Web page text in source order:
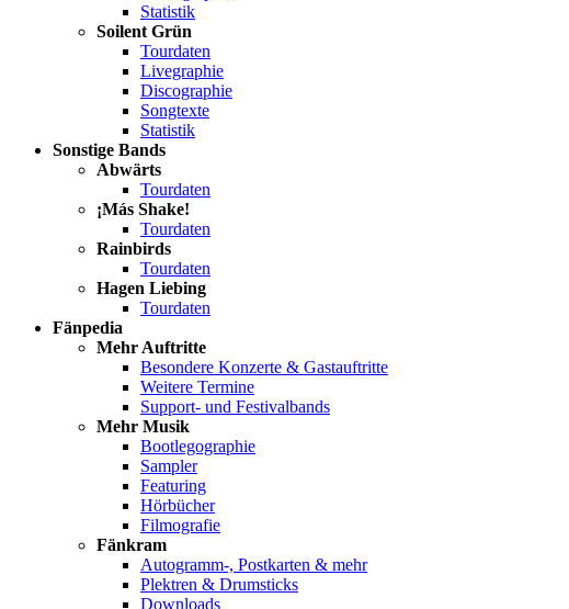
Statistik
Soilent Grün
Tourdaten
Livegraphie
Discographie
Songtexte
Statistik
Sonstige Bands
Abwärts
Tourdaten
¡Más Shake!
Tourdaten
Rainbirds
Tourdaten
Hagen Liebing
Tourdaten
Fänpedia
Mehr Auftritte
Besondere Konzerte & Gastauftritte
Weitere Termine
Support- und Festivalbands
Mehr Musik
Bootlegographie
Sampler
Featuring
Hörbücher
Filmografie
Fänkram
Autogramm-, Postkarten & mehr
Plektren & Drumsticks
Downloads